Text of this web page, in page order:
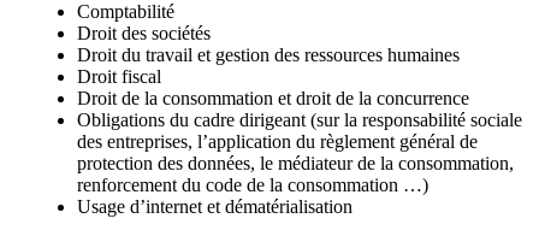
Comptabilité
Droit des sociétés
Droit du travail et gestion des ressources humaines
Droit fiscal
Droit de la consommation et droit de la concurrence
Obligations du cadre dirigeant (sur la responsabilité sociale
des entreprises, l’application du règlement général de
protection des données, le médiateur de la consommation,
renforcement du code de la consommation …)
Usage d’internet et dématérialisation